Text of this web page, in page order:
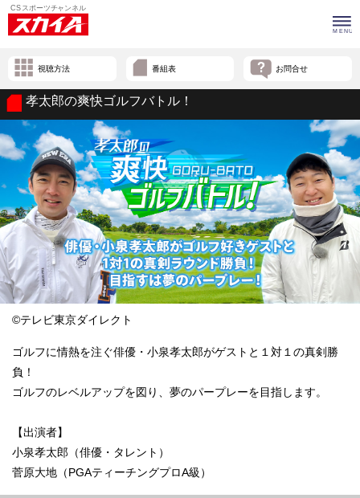
視聴方法 番組表 お問合せ
孝太郎の爽快ゴルフバトル！
©テレビ東京ダイレクト
ゴルフに情熱を注ぐ俳優・小泉孝太郎がゲストと１対１の真剣勝
負！
ゴルフのレベルアップを図り、夢のパープレーを目指します。
【出演者】
小泉孝太郎（俳優・タレント）
菅原大地（PGAティーチングプロA級）